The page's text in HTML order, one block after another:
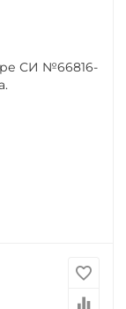
СИ №66816-